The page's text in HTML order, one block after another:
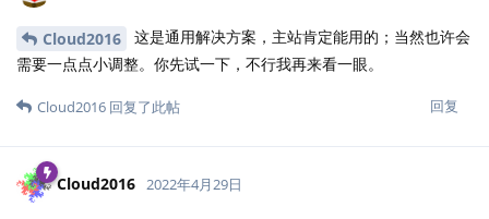
Cloud2016
这是通用解决方案，主站肯定能用的；当然也许会
需要一点点小调整。你先试一下，不行我再来看一眼。
回复
Cloud2016 回复了此帖
Cloud2016 2022年4月29日